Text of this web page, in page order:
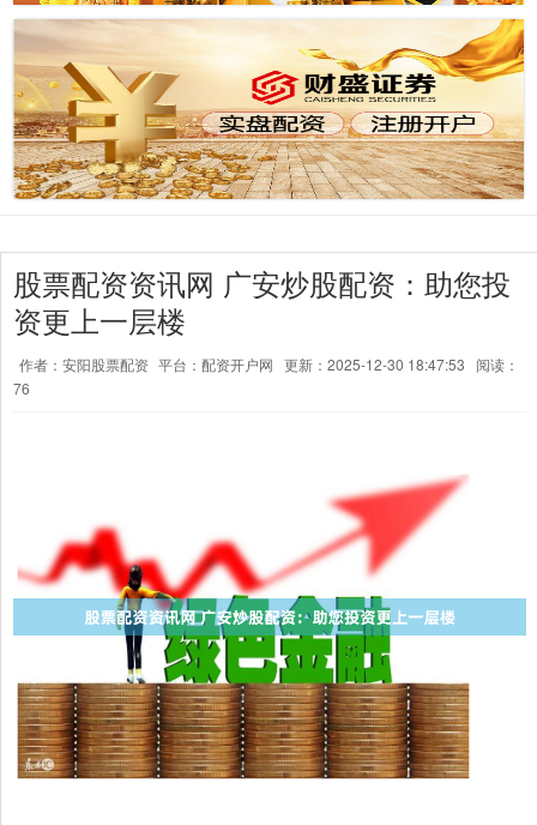
股票配资资讯网 广安炒股配资：助您投
资更上一层楼
作者：安阳股票配资 平台：配资开户网 更新：2025-12-30 18:47:53
阅读：
76